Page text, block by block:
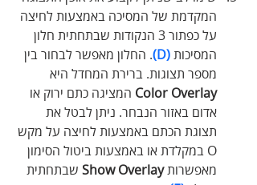
המקדמת של המסיכה באמצעות לחיצה
על כפתור 3 הנקודות שבתחתית חלון
המסיכות (D)
. החלון מאפשר לבחור בין
מספר תצוגות. ברירת המחדל היא
Color Overlay המציגה כתם ירוק או
אדום באזור הנבחר. ניתן לבטל את
תצוגת הכתם באמצעות לחיצה על מקש
O במקלדת או באמצעות ביטול הסימון
מאפשרות Show Overlay שבתחתית